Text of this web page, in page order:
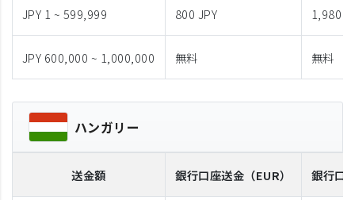
JPY 1 ~ 599,999 800 JPY 1,980
JPY 600,000 ~ 1,000,000 無料 無料
ハンガリー
送金額 銀行口座送金 （EUR） 銀行口